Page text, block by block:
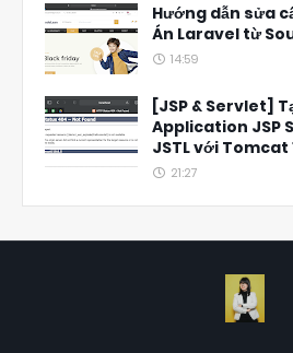
Hướng dẫn sửa
Án Laravel từ
14:59
[JSP & Servlet]
Application JSP
JSTL với
21:27